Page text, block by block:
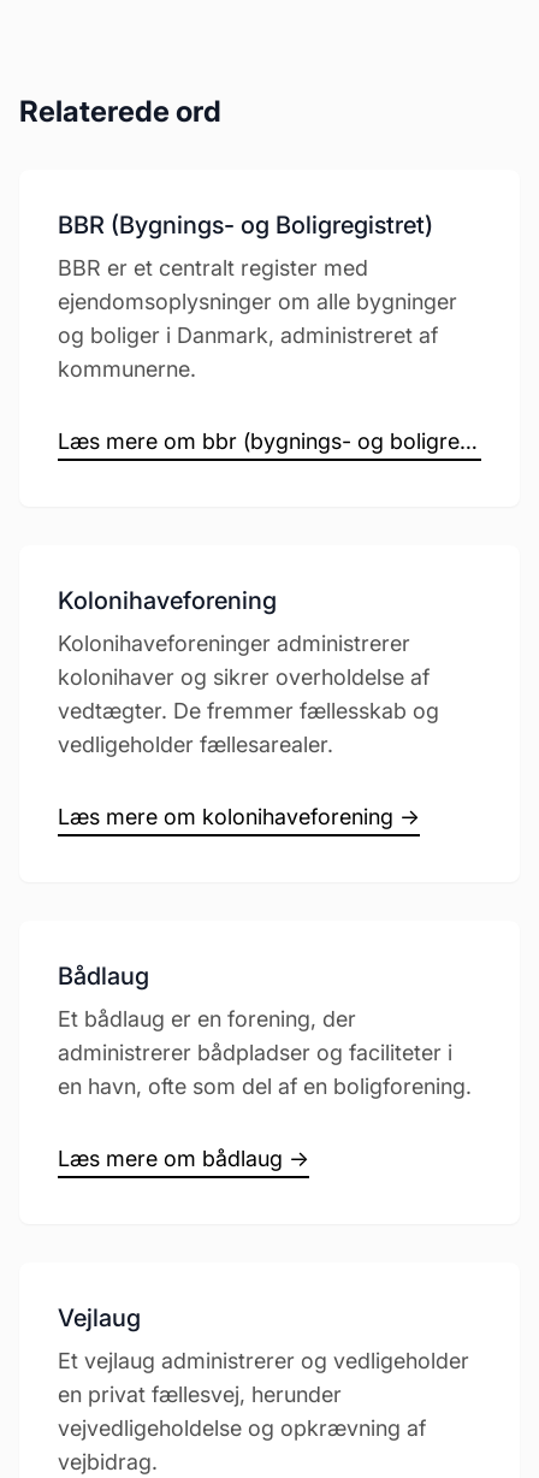
Relaterede ord
BBR (Bygnings- og Boligregistret)
BBR er et centralt register med
ejendomsoplysninger om alle bygninger
og boliger i Danmark, administreret af
kommunerne.
Læs mere om bbr (bygnings- og boligregistret) →
Kolonihaveforening
Kolonihaveforeninger administrerer
kolonihaver og sikrer overholdelse af
vedtægter. De fremmer fællesskab og
vedligeholder fællesarealer.
Læs mere om kolonihaveforening →
Bådlaug
Et bådlaug er en forening, der
administrerer bådpladser og faciliteter i
en havn, ofte som del af en boligforening.
Læs mere om bådlaug →
Vejlaug
Et vejlaug administrerer og vedligeholder
en privat fællesvej, herunder
vejvedligeholdelse og opkrævning af
vejbidrag.